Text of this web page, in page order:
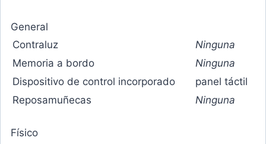
General
Contraluz
Ninguna
Memoria a bordo
Ninguna
Dispositivo de control incorporado
panel táctil
Reposamuñecas
Ninguna
Físico